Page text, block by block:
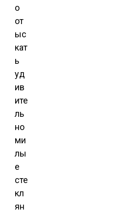
о
от
ыс
кат
ь
уд
ив
ите
ль
но
ми
лы
е
сте
кл
ян